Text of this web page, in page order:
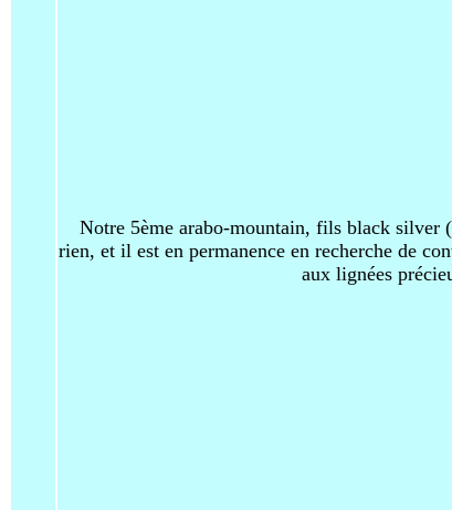
Notre 5ème arabo-mountain, fils black silver
rien, et il est en permanence en recherche de
aux lignées